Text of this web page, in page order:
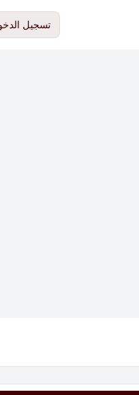
تسجيل